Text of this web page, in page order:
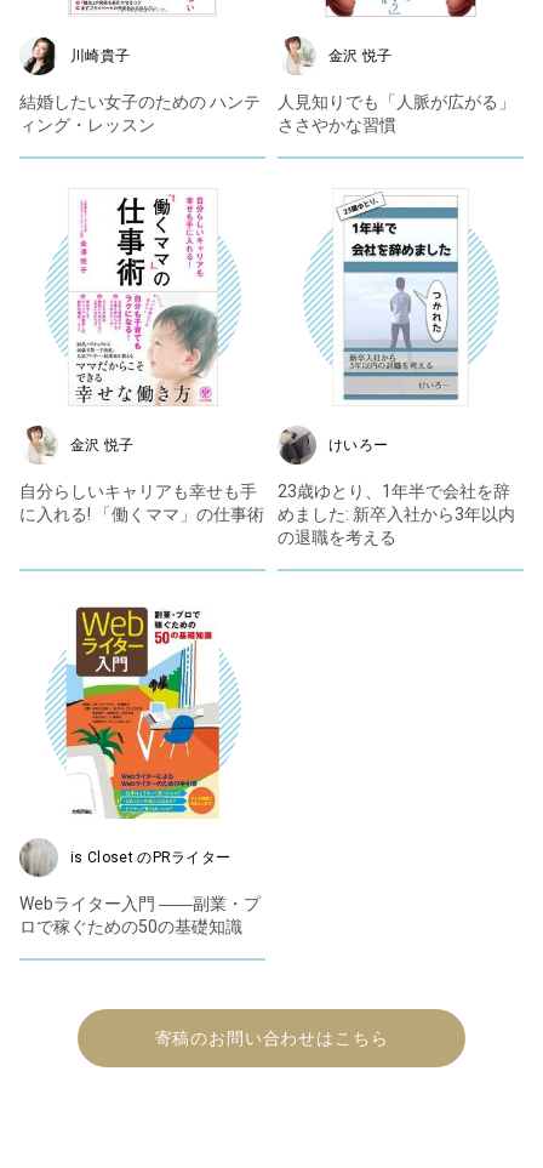
川崎貴子
結婚したい女子のための ハンテ
ィング・レッスン
金沢 悦子
人見知りでも「人脈が広がる」
ささやかな習慣
金沢 悦子
自分らしいキャリアも幸せも手
に入れる! 「働くママ」の仕事術
けいろー
23歳ゆとり、1年半で会社を辞
めました: 新卒入社から3年以内
の退職を考える
is Closet のPRライター
Webライター入門 ――副業・プ
ロで稼ぐための50の基礎知識
寄稿のお問い合わせはこちら